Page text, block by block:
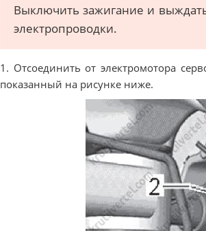
Выключить зажигание и
электропроводки.
1. Отсоединить от электромотора
показанный на рисунке ниже.